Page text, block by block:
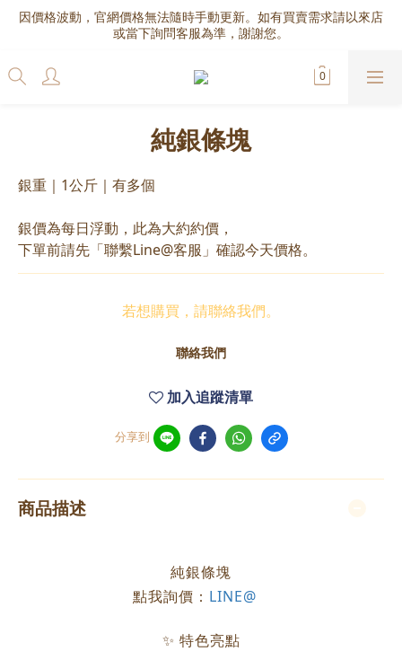
因價格波動，官網價格無法隨時手動更新。如有買賣需求請以來店
或當下詢問客服為準，謝謝您。
純銀條塊
銀重｜1公斤｜有多個
銀價為每日浮動，此為大約約價，
下單前請先「聯繫Line@客服」確認今天價格。
若想購買，請聯絡我們。
聯絡我們
加入追蹤清單
分享到
商品描述
純銀條塊
點我詢價： LINE@
✨ 特色亮點